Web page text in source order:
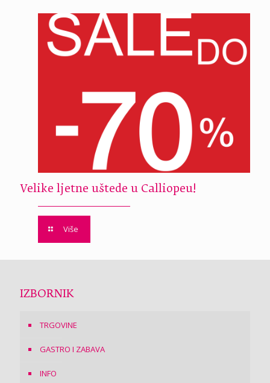
Velike ljetne uštede u Calliopeu!
Više
IZBORNIK
TRGOVINE
GASTRO I ZABAVA
INFO